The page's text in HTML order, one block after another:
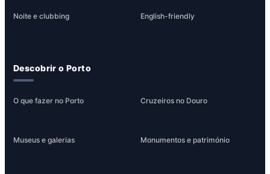
Noite e clubbing English-friendly
Descobrir o Porto
O que fazer no Porto Cruzeiros no Douro
Museus e galerias Monumentos e património